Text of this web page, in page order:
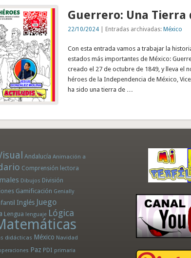
Guerrero: Una Tierra
22/10/2024| Entradas archivadas: México
Con esta entrada vamos a trabajar la
estados más importantes de México:
creado el 27 de octubre de 1849, y lleva el
héroes de la Independencia de México,
ha sido una tierra de …
Andalucía Animación a
Comprensión lectora
Dibujos División
Gamificación Genially
Inglés Juego
Lengua lenguaje Lógica
didácticas México Navidad
Paz PDI primaria